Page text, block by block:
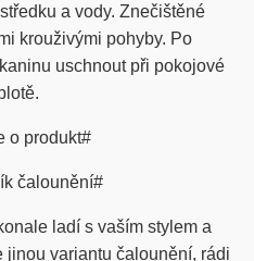
a vody. Znečištěné
krouživými pohyby. Po
uschnout při pokojové
o produkt#
čalounění#
ladí s vaším stylem a
jinou variantu čalounění, rádi